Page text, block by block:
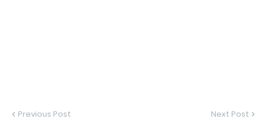
Previous Post Next Post